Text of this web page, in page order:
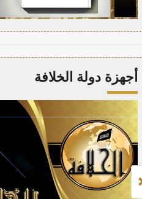
أجهزة دولة الخلافة